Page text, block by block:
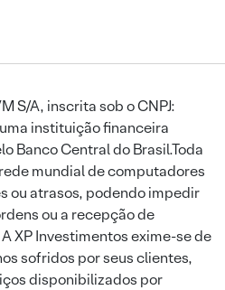
S/A, inscrita sob o CNPJ:
instituição financeira
Banco Central do Brasil.Toda
mundial de computadores
ou atrasos, podendo impedir
ou a recepção de
XP Investimentos exime-se de
sofridos por seus clientes,
disponibilizados por